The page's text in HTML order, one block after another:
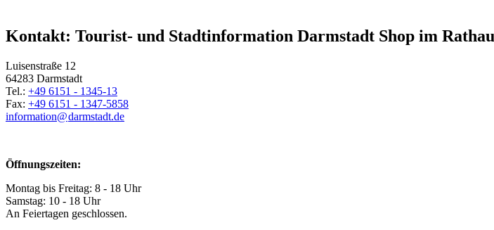
Kontakt: Tourist- und Stadtinformation Darmstadt Shop im
Luisenstraße 12
64283 Darmstadt
Tel.: +49 6151 - 1345-13
Fax: +49 6151 - 1347-5858
information@darmstadt.de
Öffnungszeiten:
Montag bis Freitag: 8 - 18 Uhr
Samstag: 10 - 18 Uhr
An Feiertagen geschlossen.